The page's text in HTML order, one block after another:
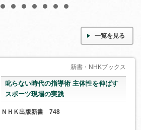
1 2 3 4 5 6 7
一覧を見る
新書・NHKブックス
叱らない時代の指導術 主体性を伸ばす
スポーツ現場の実践
ＮＨＫ出版新書 748